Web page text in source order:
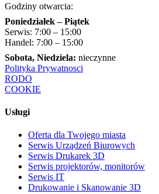
Godziny otwarcia:
Poniedziałek – Piątek
Serwis: 7:00 – 15:00
Handel: 7:00 – 15:00
Sobota, Niedziela: nieczynne
Polityka Prywatnosci
RODO
COOKIE
Usługi
Oferta dla Twojego miasta
Serwis Urządzeń Biurowych
Serwis Drukarek 3D
Serwis projektorów, monitorów
Serwis IT
Drukowanie i Skanowanie 3D